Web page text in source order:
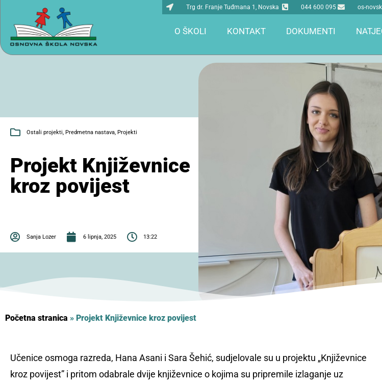
Trg dr. Franje Tuđmana 1, Novska 044 600 095 os-
O ŠKOLI KONTAKT DOKUMENTI
Ostali projekti, Predmetna nastava, Projekti
Projekt Književnice
kroz povijest
Sanja Lozer 6 lipnja, 2025 13:22
Početna stranica » Projekt Književnice kroz povijest
Učenice osmoga razreda, Hana Asani i Sara Šehić, sudjelovale su u projektu „Književnice
kroz povijest” i pritom odabrale dvije književnice o kojima su pripremile izlaganje uz